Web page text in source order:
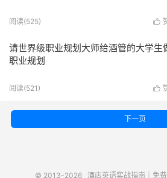

阅读(525)
请世界级职业规划大师给酒管的大学生
职业规划

阅读(521)
下一页
© 2013-2026 酒店英语实战指南｜免